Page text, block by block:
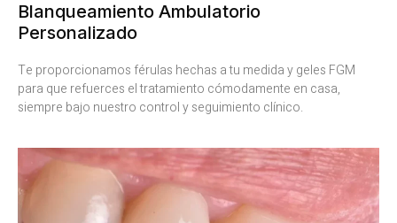
Blanqueamiento Ambulatorio
Personalizado
Te proporcionamos férulas hechas a tu medida y geles FGM
para que refuerces el tratamiento cómodamente en casa,
siempre bajo nuestro control y seguimiento clínico.